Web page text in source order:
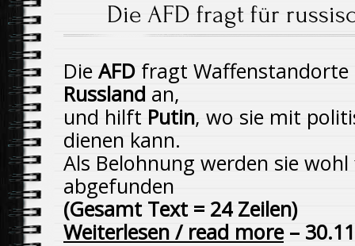
Die AFD fragt für
Die AFD fragt
Russland an,
und hilft Putin, wo sie mit
dienen kann.
Als Belohnung werden sie
abgefunden
(Gesamt Text = 24 Zeilen)
Weiterlesen / read more–